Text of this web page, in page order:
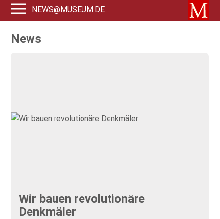
NEWS@MUSEUM.DE
News
Wir bauen revolutionäre
Denkmäler